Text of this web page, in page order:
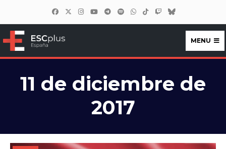
ESCplus España
MENU
11 de diciembre de
2017